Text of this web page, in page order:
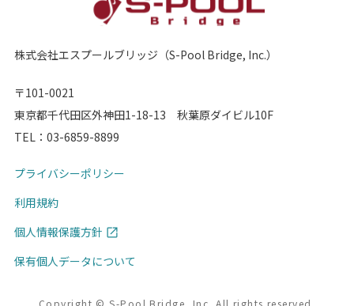
株式会社エスプールブリッジ（S-Pool Bridge, Inc.）
〒101-0021
東京都千代田区外神田1-18-13 秋葉原ダイビル10F
TEL： 03-6859-8899
プライバシーポリシー
利用規約
個人情報保護方針
保有個人データについて